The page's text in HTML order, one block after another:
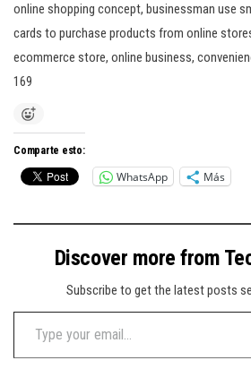
online shopping concept, businessman use
cards to purchase products from online
ecommerce store, online business,
169
Comparte esto:
WhatsApp Más
Discover more from
Subscribe to get the latest posts
Type your email…